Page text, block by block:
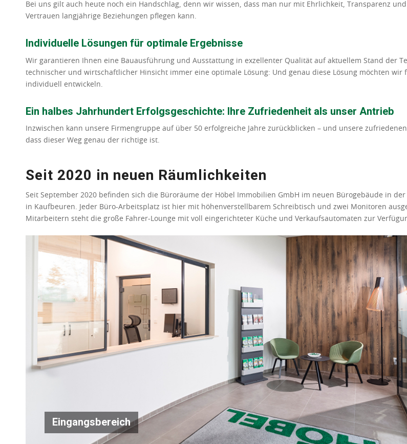
Bei uns gilt auch heute noch ein Handschlag, denn wir wissen, dass man nur mit Ehrlichkeit, Transparenz
Vertrauen langjährige Beziehungen pflegen kann.
Individuelle Lösungen für optimale Ergebnisse
Wir garantieren Ihnen eine Bauausführung und Ausstattung in exzellenter Qualität auf aktuellem Stand der
technischer und wirtschaftlicher Hinsicht immer eine optimale Lösung: Und genau diese Lösung möchten wir
individuell entwickeln.
Ein halbes Jahrhundert Erfolgsgeschichte: Ihre Zufriedenheit als unser Antrieb
Inzwischen kann unsere Firmengruppe auf über 50 erfolgreiche Jahre zurückblicken – und unsere
dass dieser Weg genau der richtige ist.
Seit 2020 in neuen Räumlichkeiten
Seit September 2020 befinden sich die Büroräume der Höbel Immobilien GmbH im neuen Bürogebäude in
in Kaufbeuren. Jeder Büro-Arbeitsplatz ist hier mit höhenverstellbarem Schreibtisch und zwei Monitoren
Mitarbeitern steht die große Fahrer-Lounge mit voll eingerichteter Küche und Verkaufsautomaten zur
Eingangsbereich